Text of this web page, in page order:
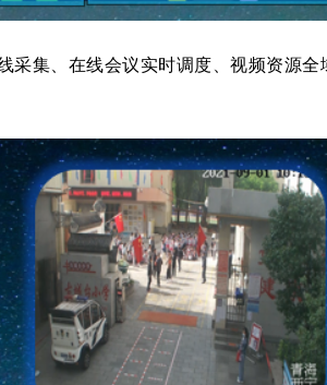
采集、在线会议实时调度、视频资源全